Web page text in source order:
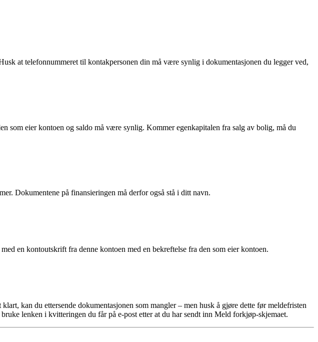
at telefonnummeret til kontakpersonen din må være synlig i dokumentasjonen du legger ved,
som eier kontoen og saldo må være synlig. Kommer egenkapitalen fra salg av bolig, må du
Dokumentene på finansieringen må derfor også stå i ditt navn.
en kontoutskrift fra denne kontoen med en bekreftelse fra den som eier kontoen.
kan du ettersende dokumentasjonen som mangler – men husk å gjøre dette før meldefristen
lenken i kvitteringen du får på e-post etter at du har sendt inn Meld forkjøp-skjemaet.